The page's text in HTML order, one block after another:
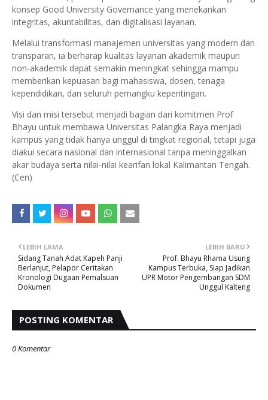
konsep Good University Governance yang menekankan
integritas, akuntabilitas, dan digitalisasi layanan.
Melalui transformasi manajemen universitas yang modern dan
transparan, ia berharap kualitas layanan akademik maupun
non-akademik dapat semakin meningkat sehingga mampu
memberikan kepuasan bagi mahasiswa, dosen, tenaga
kependidikan, dan seluruh pemangku kepentingan.
Visi dan misi tersebut menjadi bagian dari komitmen Prof
Bhayu untuk membawa Universitas Palangka Raya menjadi
kampus yang tidak hanya unggul di tingkat regional, tetapi juga
diakui secara nasional dan internasional tanpa meninggalkan
akar budaya serta nilai-nilai kearifan lokal Kalimantan Tengah.
(Cen)
LEBIH BARU
Prof. Bhayu Rhama Usung
Kampus Terbuka, Siap Jadikan
UPR Motor Pengembangan SDM
Unggul Kalteng
LEBIH LAMA
Sidang Tanah Adat Kapeh Panji
Berlanjut, Pelapor Ceritakan
Kronologi Dugaan Pemalsuan
Dokumen
POSTING KOMENTAR
0 Komentar